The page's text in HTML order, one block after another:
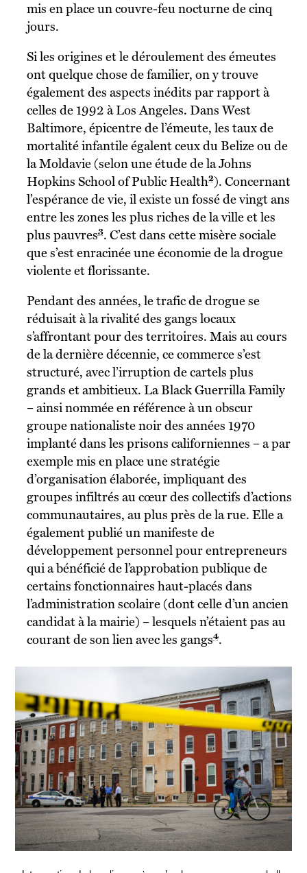
mis en place un couvre-feu nocturne de cinq
jours.
Si les origines et le déroulement des émeutes
ont quelque chose de familier, on y trouve
également des aspects inédits par rapport à
celles de 1992 à Los Angeles. Dans West
Baltimore, épicentre de l’émeute, les taux de
mortalité infantile égalent ceux du Belize ou de
la Moldavie (selon une étude de la Johns
Hopkins School of Public Health2). Concernant
l’espérance de vie, il existe un fossé de vingt ans
entre les zones les plus riches de la ville et les
plus pauvres3. C’est dans cette misère sociale
que s’est enracinée une économie de la drogue
violente et florissante.
Pendant des années, le trafic de drogue se
réduisait à la rivalité des gangs locaux
s’affrontant pour des territoires. Mais au cours
de la dernière décennie, ce commerce s’est
structuré, avec l’irruption de cartels plus
grands et ambitieux. La Black Guerrilla Family
– ainsi nommée en référence à un obscur
groupe nationaliste noir des années 1970
implanté dans les prisons californiennes – a par
exemple mis en place une stratégie
d’organisation élaborée, impliquant des
groupes infiltrés au cœur des collectifs d’actions
communautaires, au plus près de la rue. Elle a
également publié un manifeste de
développement personnel pour entrepreneurs
qui a bénéficié de l’approbation publique de
certains fonctionnaires haut-placés dans
l’administration scolaire (dont celle d’un ancien
candidat à la mairie) – lesquels n’étaient pas au
courant de son lien avec les gangs4.